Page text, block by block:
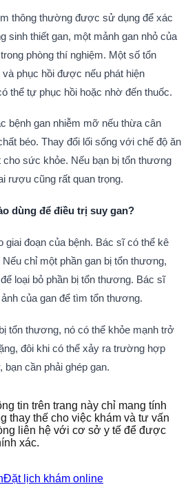
thông thường được sử dụng để xác
sinh thiết gan, một mảnh gan nhỏ của
phòng thí nghiệm. Một số tổn
phục hồi được nếu phát hiện
thể tự phục hồi hoặc nhờ đến thuốc.
bệnh gan nhiễm mỡ nếu thừa cân
béo. Thay đổi lối sống với chế độ ăn
cho sức khỏe. Nếu bạn bị tổn thương
rượu cũng rất quan trọng.
dùng để điều trị suy gan?
giai đoạn của bệnh. Bác sĩ có thể kê
Nếu chỉ một phần gan bị tổn thương,
loại bỏ phần bị tổn thương. Bác sĩ
của gan để tìm tổn thương.
tổn thương, nó có thể khỏe mạnh trở
đôi khi có thể xảy ra trường hợp
cần phải ghép gan.
tin trên trang này chỉ mang tính
thay thế cho việc khám và tư vấn
liên hệ với cơ sở y tế để được
xác.
Đặt lịch khám online